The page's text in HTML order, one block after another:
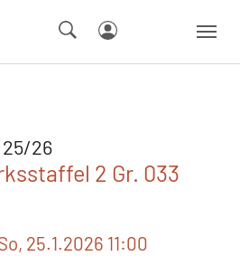
26
2 Gr. 033
25.1.2026 11:00